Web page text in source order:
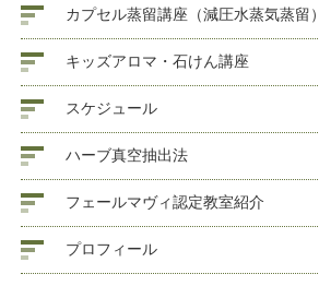
カプセル蒸留講座（減圧水蒸気蒸留）
キッズアロマ・石けん講座
スケジュール
ハーブ真空抽出法
フェールマヴィ認定教室紹介
プロフィール